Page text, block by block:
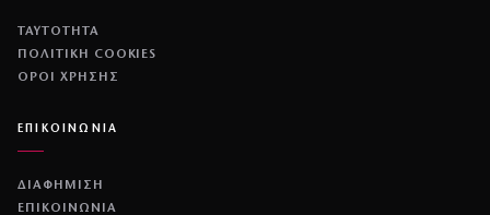
ΤΑΥΤΟΤΗΤΑ
ΠΟΛΙΤΙΚΉ COOKIES
ΌΡΟΙ ΧΡΉΣΗΣ
ΕΠΙΚΟΙΝΩΝΙΑ
ΔΙΑΦΗΜΙΣΗ
ΕΠΙΚΟΙΝΩΝΙΑ